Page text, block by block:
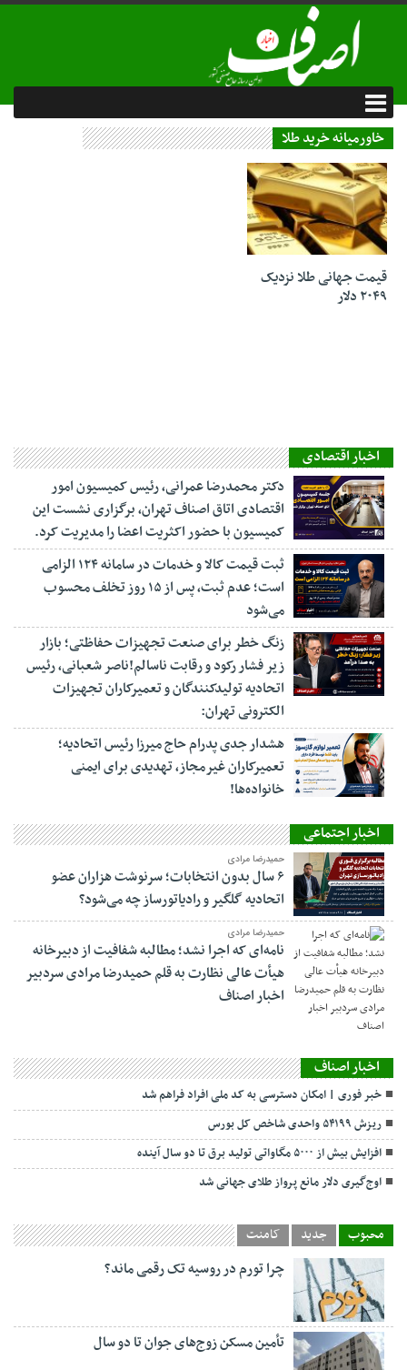
خاورمیانه خرید طلا
23 دی 1402
قیمت جهانی طلا نزدیک
۲۰۴۹ دلار
اخبار اقتصادی
دکتر محمدرضا عمرانی، رئیس کمیسیون امور
اقتصادی اتاق اصناف تهران، برگزاری نشست این
کمیسیون با حضور اکثریت اعضا را مدیریت کرد.
ثبت قیمت کالا و خدمات در سامانه ۱۲۴ الزامی
است؛ عدم ثبت، پس از ۱۵ روز تخلف محسوب
می‌شود
زنگ خطر برای صنعت تجهیزات حفاظتی؛ بازار
زیر فشار رکود و رقابت ناسالم!ناصر شعبانی، رئیس
اتحادیه تولیدکنندگان و تعمیرکاران تجهیزات
الکترونی تهران:
هشدار جدی پدرام حاج میرزا رئیس اتحادیه؛
تعمیرکاران غیرمجاز، تهدیدی برای ایمنی
خانواده‌ها!
اخبار اجتماعی
حمیدرضا مرادی
۶ سال بدون انتخابات؛ سرنوشت هزاران عضو
اتحادیه گلگیر و رادیاتورساز چه می‌شود؟
حمیدرضا مرادی
نامه‌ای که اجرا نشد؛ مطالبه شفافیت از دبیرخانه
هیأت عالی نظارت به قلم حمیدرضا مرادی سردبیر
اخبار اصناف
اخبار اصناف
خبر فوری | امکان دسترسی به کد ملی افراد فراهم شد
ریزش ۵۴۱۹۹ واحدی شاخص کل بورس
افزایش بیش از ۵۰۰۰ مگاواتی تولید برق تا دو سال آینده
اوج‌گیری دلار مانع پرواز طلای جهانی شد
محبوب جدید کامنت
چرا تورم در روسیه تک رقمی ماند؟
تأمین مسکن زوج‌های جوان تا دو سال